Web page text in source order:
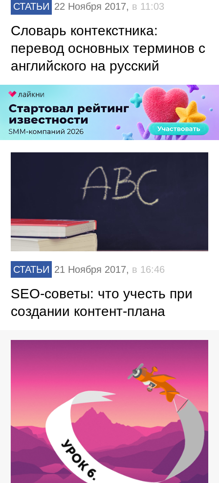
СТАТЬИ 22 Ноября 2017, в 11:03
Словарь контекстника:
перевод основных терминов с
английского на русский
СТАТЬИ 21 Ноября 2017, в 16:46
SEO-советы: что учесть при
создании контент-плана